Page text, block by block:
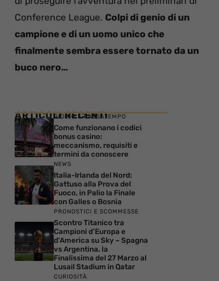
Conference League. Colpi di genio di un
campione e di un uomo unico che
finalmente sembra essere tornato da un
buco nero…
ARTICOLI RECENTI
GIOCHI E PASSATEMPO
Come funzionano i codici
bonus casino:
meccanismo, requisiti e
termini da conoscere
NEWS
Italia-Irlanda del Nord:
Gattuso alla Prova del
Fuoco, in Palio la Finale
con Galles o Bosnia
PRONOSTICI E SCOMMESSE
Scontro Titanico tra
Campioni d’Europa e
d’America su Sky – Spagna
vs Argentina, la
Finalissima del 27 Marzo al
Lusail Stadium in Qatar
CURIOSITÀ